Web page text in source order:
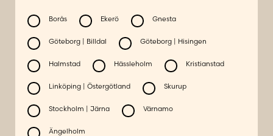
Borås Ekerö Gnesta
Göteborg | Billdal Göteborg | Hisingen
Halmstad Hässleholm Kristianstad
Linköping | Östergötland Skurup
Stockholm | Järna Värnamo
Ängelholm